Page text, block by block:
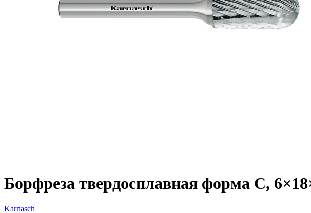
Борфреза твердосплавная форма C,
Karnasch